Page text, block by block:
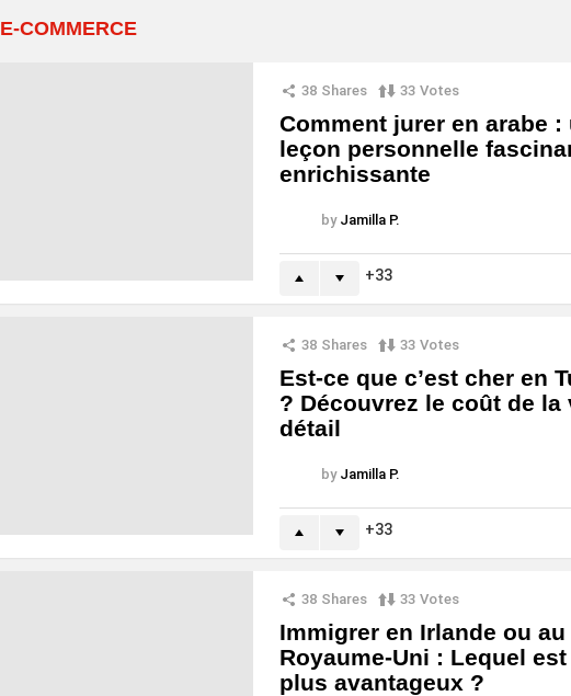
E-COMMERCE
38 Shares 33 Votes
Comment jurer en arabe :
leçon personnelle
enrichissante
by Jamilla P.
33
38 Shares 33 Votes
Est-ce que c’est cher en
? Découvrez le coût de la
détail
by Jamilla P.
33
38 Shares 33 Votes
Immigrer en Irlande ou au
Royaume-Uni : Lequel est
plus avantageux ?